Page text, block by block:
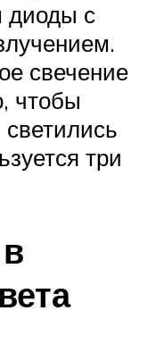
диоды с
свечение
чтобы
три